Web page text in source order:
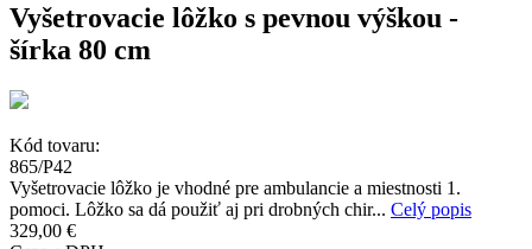
Vyšetrovacie lôžko s pevnou výškou -
šírka 80 cm
Kód tovaru:
865/P42
Vyšetrovacie lôžko je vhodné pre ambulancie a miestnosti 1.
pomoci. Lôžko sa dá použiť aj pri drobných chir... Celý popis
329,00 €